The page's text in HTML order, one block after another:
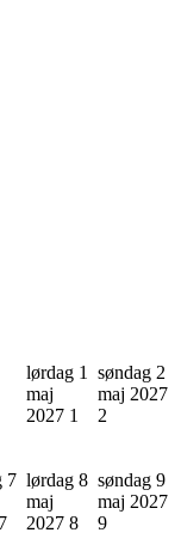
lørdag 1
maj
2027 1
søndag 2
maj 2027
2
7
7
lørdag 8
maj
2027 8
søndag 9
maj 2027
9